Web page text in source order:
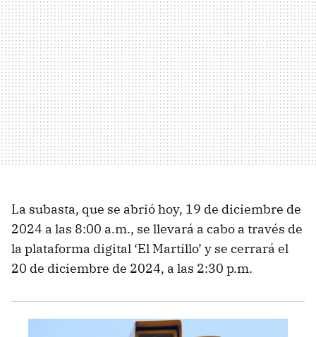
La subasta, que se abrió hoy, 19 de diciembre de
2024 a las 8:00 a.m., se llevará a cabo a través de
la plataforma digital ‘El Martillo’ y se cerrará el
20 de diciembre de 2024, a las 2:30 p.m.